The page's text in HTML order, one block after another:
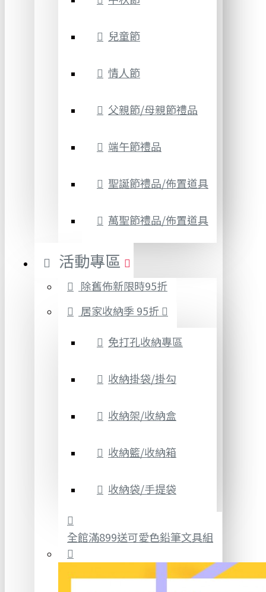
兒童節
情人節
父親節/母親節禮品
端午節禮品
聖誕節禮品/佈置道具
萬聖節禮品/佈置道具
活動專區
除舊佈新限時95折
居家收納季 95折
免打孔收納專區
收納掛袋/掛勾
收納架/收納盒
收納籃/收納箱
收納袋/手提袋
全館滿899送可愛色鉛筆文具組